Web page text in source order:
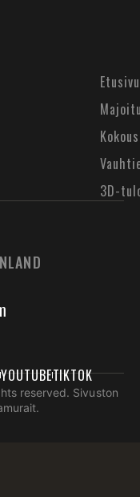
Etusivu
3D-
reserved. Sivuston
YOUTUBETIKTOK